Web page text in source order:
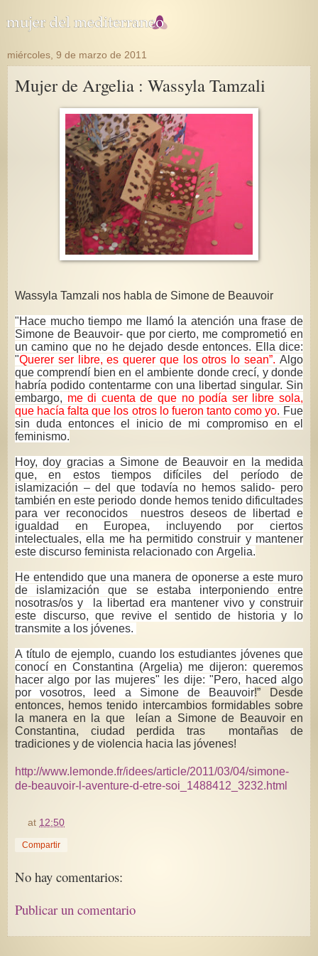
miércoles, 9 de marzo de 2011
Mujer de Argelia : Wassyla Tamzali
Wassyla Tamzali nos habla de Simone de Beauvoir
"Hace mucho tiempo me llamó la atención una frase de
Simone de Beauvoir- que por cierto, me comprometió en
un camino que no he dejado desde entonces. Ella dice:
"Querer ser libre, es querer que los otros lo sean”. Algo
que comprendí bien en el ambiente donde crecí, y donde
habría podido contentarme con una libertad singular. Sin
embargo, me di cuenta de que no podía ser libre sola,
que hacía falta que los otros lo fueron tanto como yo. Fue
sin duda entonces el inicio de mi compromiso en el
feminismo.
Hoy, doy gracias a Simone de Beauvoir en la medida
que, en estos tiempos difíciles del período de
islamización – del que todavía no hemos salido- pero
también en este periodo donde hemos tenido dificultades
para ver reconocidos
nuestros deseos de libertad e
igualdad en Europea, incluyendo por ciertos
intelectuales, ella me ha permitido construir y mantener
este discurso feminista relacionado con Argelia.
He entendido que una manera de oponerse a este muro
de islamización que se estaba interponiendo entre
nosotras/os y
la libertad era mantener vivo y construir
este discurso, que revive el sentido de historia y lo
transmite a los jóvenes.
A título de ejemplo, cuando los estudiantes jóvenes que
conocí en Constantina (Argelia) me dijeron: queremos
hacer algo por las mujeres" les dije: "Pero, haced algo
por vosotros, leed a Simone de Beauvoir!” Desde
entonces, hemos tenido intercambios formidables sobre
la manera en la que leían a Simone de Beauvoir en
Constantina, ciudad perdida tras montañas de
tradiciones y de violencia hacia las jóvenes!
http://www.lemonde.fr/idees/article/2011/03/04/simone-
de-beauvoir-l-aventure-d-etre-soi_1488412_3232.html
at 12:50
Compartir
No hay comentarios:
Publicar un comentario